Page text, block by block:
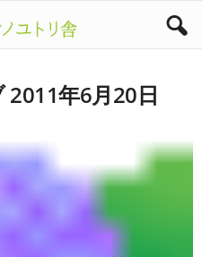
年6月20日